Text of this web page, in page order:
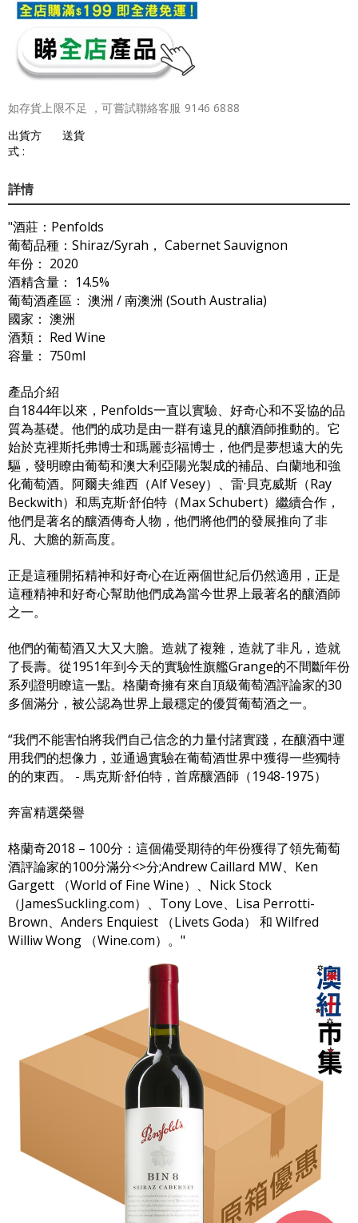
如存貨上限不足 ，可嘗試聯絡客服 9146 6888
出貨方
式 :
送貨
詳情
"酒莊：Penfolds
葡萄品種：Shiraz/Syrah， Cabernet Sauvignon
年份： 2020
酒精含量： 14.5%
葡萄酒產區： 澳洲 / 南澳洲 (South Australia)
國家： 澳洲
酒類： Red Wine
容量： 750ml
產品介紹
自1844年以來，Penfolds一直以實驗、好奇心和不妥協的品
質為基礎。他們的成功是由一群有遠見的釀酒師推動的。它
始於克裡斯托弗博士和瑪麗·彭福博士，他們是夢想遠大的先
驅，發明瞭由葡萄和澳大利亞陽光製成的補品、白蘭地和強
化葡萄酒。阿爾夫·維西（Alf Vesey）、雷·貝克威斯（Ray
Beckwith）和馬克斯·舒伯特（Max Schubert）繼續合作，
他們是著名的釀酒傳奇人物，他們將他們的發展推向了非
凡、大膽的新高度。
正是這種開拓精神和好奇心在近兩個世紀后仍然適用，正是
這種精神和好奇心幫助他們成為當今世界上最著名的釀酒師
之一。
他們的葡萄酒又大又大膽。造就了複雜，造就了非凡，造就
了長壽。從1951年到今天的實驗性旗艦Grange的不間斷年份
系列證明瞭這一點。格蘭奇擁有來自頂級葡萄酒評論家的30
多個滿分，被公認為世界上最穩定的優質葡萄酒之一。
“我們不能害怕將我們自己信念的力量付諸實踐，在釀酒中運
用我們的想像力，並通過實驗在葡萄酒世界中獲得一些獨特
的的東西。 - 馬克斯·舒伯特，首席釀酒師（1948-1975）
奔富精選榮譽
格蘭奇2018 – 100分：這個備受期待的年份獲得了領先葡萄
酒評論家的100分滿分<>分;Andrew Caillard MW、Ken
Gargett （World of Fine Wine）、Nick Stock
（JamesSuckling.com）、Tony Love、Lisa Perrotti-
Brown、Anders Enquiest （Livets Goda） 和 Wilfred
Williw Wong （Wine.com）。"